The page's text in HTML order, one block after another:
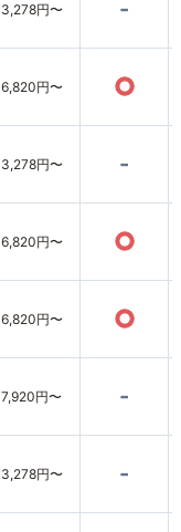
3,278円〜 -
6,820円〜 ○
3,278円〜 -
6,820円〜 ○
6,820円〜 ○
7,920円〜 -
3,278円〜 -